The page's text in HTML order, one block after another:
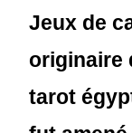
Jeux de
originaire
tarot